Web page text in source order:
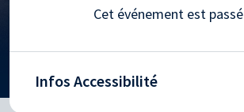
Cet événement est passé
Infos Accessibilité